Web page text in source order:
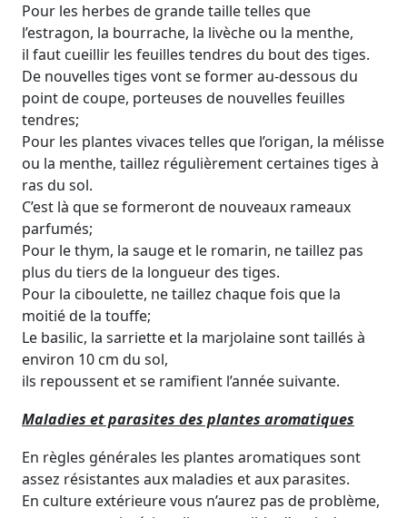
Pour les herbes de grande taille telles que
l’estragon, la bourrache, la livèche ou la menthe,
il faut cueillir les feuilles tendres du bout des tiges.
De nouvelles tiges vont se former au-dessous du
point de coupe, porteuses de nouvelles feuilles
tendres;
Pour les plantes vivaces telles que l’origan, la mélisse
ou la menthe, taillez régulièrement certaines tiges à
ras du sol.
C’est là que se formeront de nouveaux rameaux
parfumés;
Pour le thym, la sauge et le romarin, ne taillez pas
plus du tiers de la longueur des tiges.
Pour la ciboulette, ne taillez chaque fois que la
moitié de la touffe;
Le basilic, la sarriette et la marjolaine sont taillés à
environ 10 cm du sol,
ils repoussent et se ramifient l’année suivante.
Maladies et parasites des plantes aromatiques
En règles générales les plantes aromatiques sont
assez résistantes aux maladies et aux parasites.
En culture extérieure vous n’aurez pas de problème,